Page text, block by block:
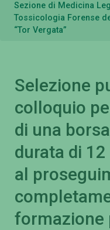
Sezione di Medicina
Tossicologia Forense
“Tor Vergata”
Selezione
colloquio
di una
durata di
al
formazione